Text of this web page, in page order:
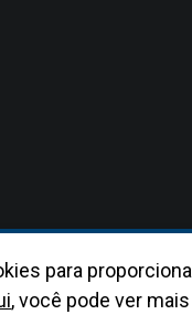
para
, você pode ver